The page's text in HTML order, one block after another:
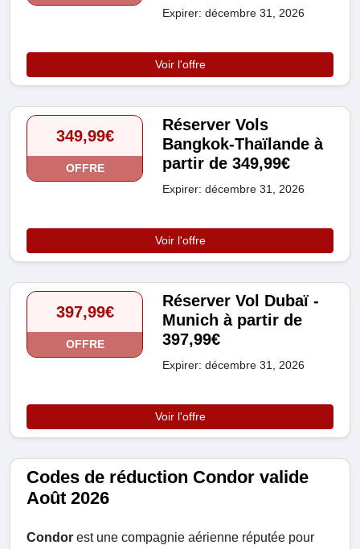
Expirer: décembre 31, 2026
Voir l'offre
349,99€
OFFRE
Réserver Vols
Bangkok-Thaïlande à
partir de 349,99€
Expirer: décembre 31, 2026
Voir l'offre
397,99€
OFFRE
Réserver Vol Dubaï -
Munich à partir de
397,99€
Expirer: décembre 31, 2026
Voir l'offre
Codes de réduction Condor valide
Août 2026
Condor est une compagnie aérienne réputée pour